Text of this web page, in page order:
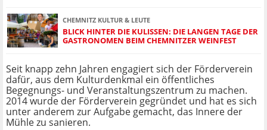
CHEMNITZ KULTUR & LEUTE
BLICK HINTER DIE KULISSEN: DIE LANGEN TAGE DER
GASTRONOMEN BEIM CHEMNITZER WEINFEST
Seit knapp zehn Jahren engagiert sich der Förderverein
dafür, aus dem Kulturdenkmal ein öffentliches
Begegnungs- und Veranstaltungszentrum zu machen.
2014 wurde der Förderverein gegründet und hat es sich
unter anderem zur Aufgabe gemacht, das Innere der
Mühle zu sanieren.